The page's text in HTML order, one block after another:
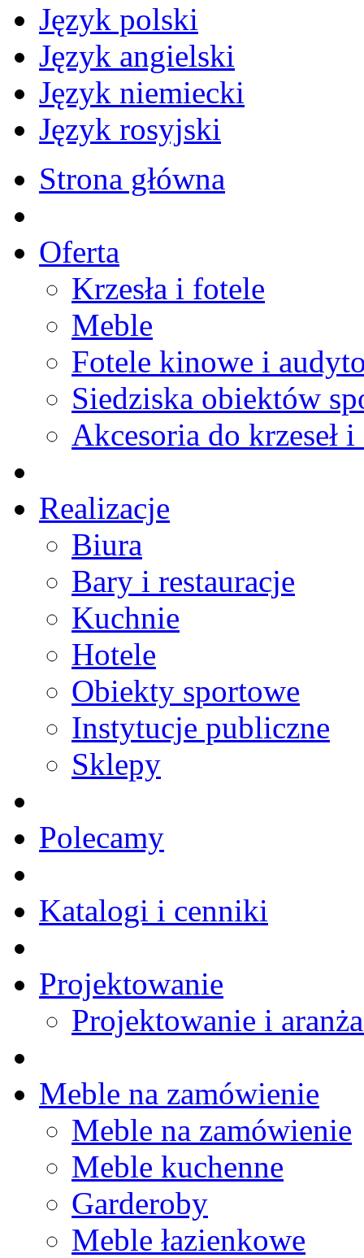
Język polski
Język angielski
Język niemiecki
Język rosyjski
Strona główna
Oferta
Krzesła i fotele
Meble
Fotele kinowe i
Siedziska obiektów
Akcesoria do krzeseł
Realizacje
Biura
Bary i restauracje
Kuchnie
Hotele
Obiekty sportowe
Instytucje publiczne
Sklepy
Polecamy
Katalogi i cenniki
Projektowanie
Projektowanie i
Meble na zamówienie
Meble na zamówienie
Meble kuchenne
Garderoby
Meble łazienkowe